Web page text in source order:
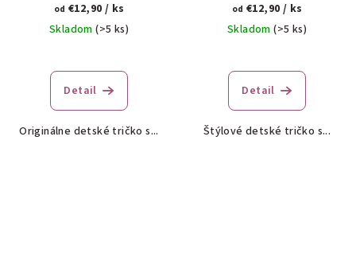
od €12,90 / ks
Skladom(>5 ks)
Detail
Originálne detské tričko s...
od €12,90 / ks
Skladom(>5 ks)
Detail
Štýlové detské tričko s...